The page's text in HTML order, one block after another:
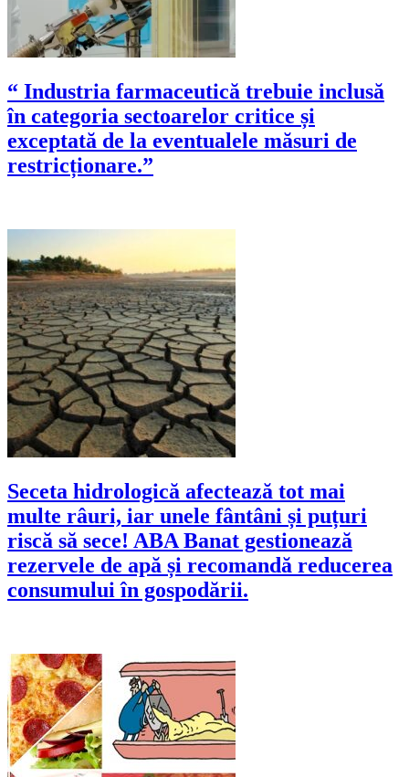
“ Industria farmaceutică trebuie inclusă
în categoria sectoarelor critice și
exceptată de la eventualele măsuri de
restricționare.”
Seceta hidrologică afectează tot mai
multe râuri, iar unele fântâni și puțuri
riscă să sece! ABA Banat gestionează
rezervele de apă și recomandă reducerea
consumului în gospodării.